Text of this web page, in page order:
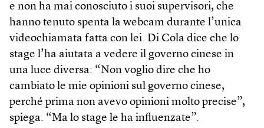
e non ha mai conosciuto i suoi supervisori, che
hanno tenuto spenta la webcam durante l’unica
videochiamata fatta con lei. Di Cola dice che lo
stage l’ha aiutata a vedere il governo cinese in
una luce diversa: “Non voglio dire che ho
cambiato le mie opinioni sul governo cinese,
perché prima non avevo opinioni molto precise”,
spiega. “Ma lo stage le ha influenzate”.